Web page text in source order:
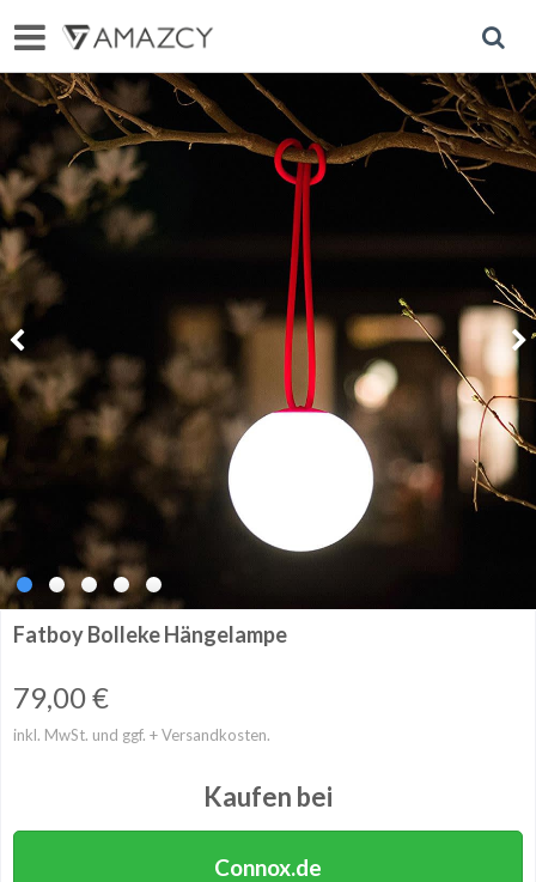
Fatboy Bolleke Hängelampe
79,00€
inkl. MwSt. und ggf. + Versandkosten.
Kaufen bei
Connox.de